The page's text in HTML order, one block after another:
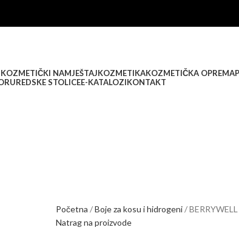
KOZMETIČKI NAMJEŠTAJKOZMETIKAKOZMETIČKA OPREMA
UREDSKE STOLICEE-KATALOZIKONTAKT
Početna Boje za kosu i hidrogeni
Natrag na proizvode